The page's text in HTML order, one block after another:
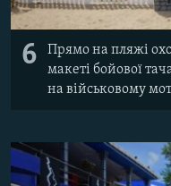
6
Прямо на пляжі
макеті бойової
на військовому